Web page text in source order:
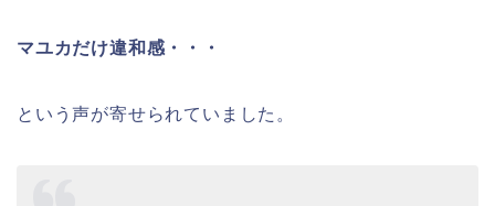
マユカだけ違和感・・・
という声が寄せられていました。